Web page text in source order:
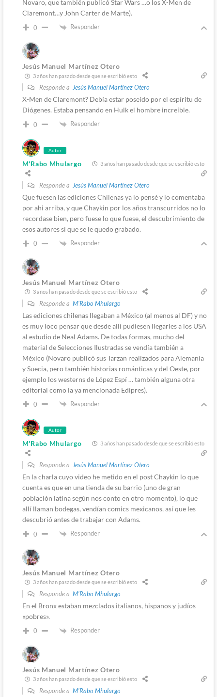
Novaro, que también publicó Star Wars …o los X-Men de
Claremont…y John Carter de Marte).
0 Responder
Jesús Manuel Martínez Otero
3 años han pasado desde que se escribió esto
Responde a Jesús Manuel Martínez Otero
X-Men de Claremont? Debía estar poseído por el espíritu de
Diógenes. Estaba pensando en Hulk el hombre increíble.
0 Responder
Autor
M'Rabo Mhulargo 3 años han pasado desde que se escribió esto
Responde a Jesús Manuel Martínez Otero
Que fuesen las ediciones Chilenas ya lo pensé y lo comentaba
por ahi arriba, y que Chaykin por los años transcurridos no lo
recordase bien, pero fuese lo que fuese, el descubrimiento de
esos autores si que se le quedo grabado.
0 Responder
Jesús Manuel Martínez Otero
3 años han pasado desde que se escribió esto
Responde a M'Rabo Mhulargo
Las ediciones chilenas llegaban a México (al menos al DF) y no
es muy loco pensar que desde allí pudiesen llegarles a los USA
al estudio de Neal Adams. De todas formas, mucho del
material de Selecciones Ilustradas se vendía también a
México (Novaro publicó sus Tarzan realizados para Alemania
y Suecia, pero también historias románticas y del Oeste, por
ejemplo los westerns de López Espí … también alguna otra
editorial como la ya mencionada Edipres).
0 Responder
Autor
M'Rabo Mhulargo 3 años han pasado desde que se escribió esto
Responde a Jesús Manuel Martínez Otero
En la charla cuyo video he metido en el post Chaykin lo que
cuenta es que en una tienda de su barrio (uno de gran
población latina según nos conto en otro momento), lo que
allí llaman bodegas, vendían comics mexicanos, así que les
descubrió antes de trabajar con Adams.
0 Responder
Jesús Manuel Martínez Otero
3 años han pasado desde que se escribió esto
Responde a M'Rabo Mhulargo
En el Bronx estaban mezclados italianos, hispanos y judíos
«pobres».
0 Responder
Jesús Manuel Martínez Otero
3 años han pasado desde que se escribió esto
Responde a M'Rabo Mhulargo